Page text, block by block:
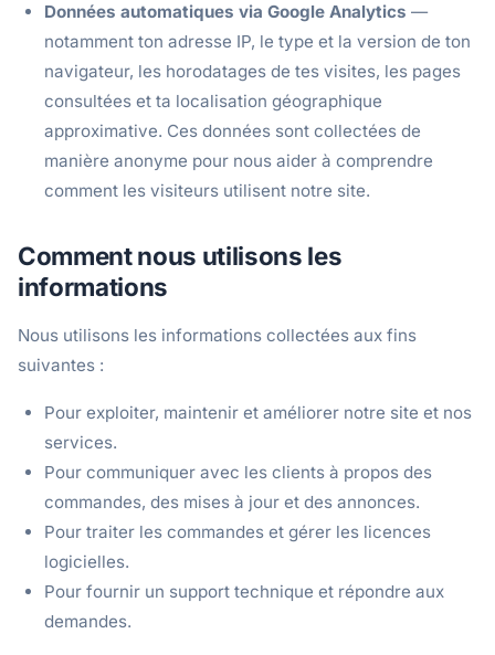
Données automatiques via Google Analytics —
notamment ton adresse IP, le type et la version de ton
navigateur, les horodatages de tes visites, les pages
consultées et ta localisation géographique
approximative. Ces données sont collectées de
manière anonyme pour nous aider à comprendre
comment les visiteurs utilisent notre site.
Comment nous utilisons les
informations
Nous utilisons les informations collectées aux fins
suivantes :
Pour exploiter, maintenir et améliorer notre site et nos
services.
Pour communiquer avec les clients à propos des
commandes, des mises à jour et des annonces.
Pour traiter les commandes et gérer les licences
logicielles.
Pour fournir un support technique et répondre aux
demandes.